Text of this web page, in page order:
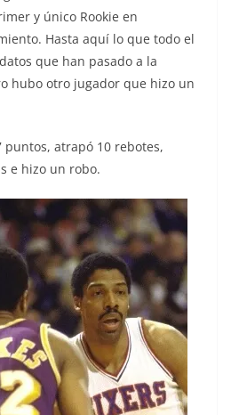
y único Rookie en
Hasta aquí lo que todo el
que han pasado a la
hubo otro jugador que hizo un
puntos, atrapó 10 rebotes,
e hizo un robo.